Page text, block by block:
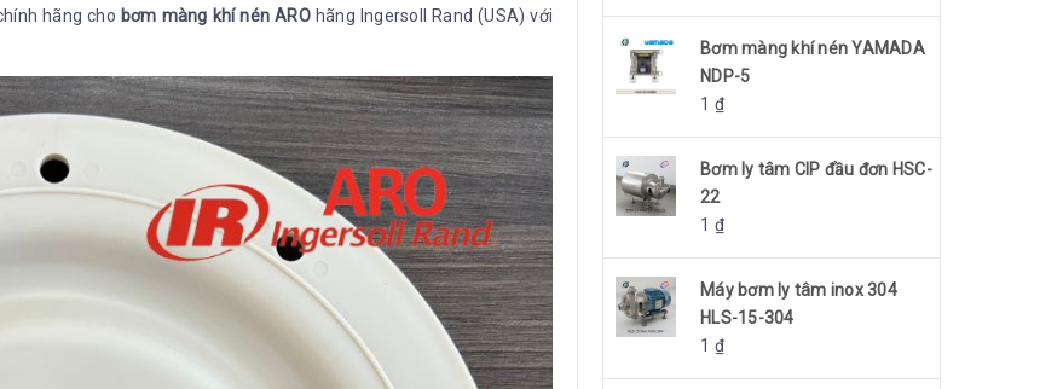
hãng cho bơm màng khí nén AROhãng Ingersoll Rand (USA) với
Bơm màng khí nén YAMADA
NDP-5
1 ₫
Bơm ly tâm CIP đầu đơn HSC-
22
1 ₫
Máy bơm ly tâm inox 304
HLS-15-304
1 ₫